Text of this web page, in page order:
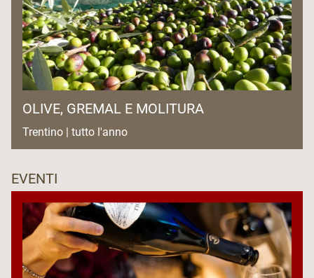
OLIVE, GREMAL E MOLITURA
Trentino | tutto l'anno
EVENTI